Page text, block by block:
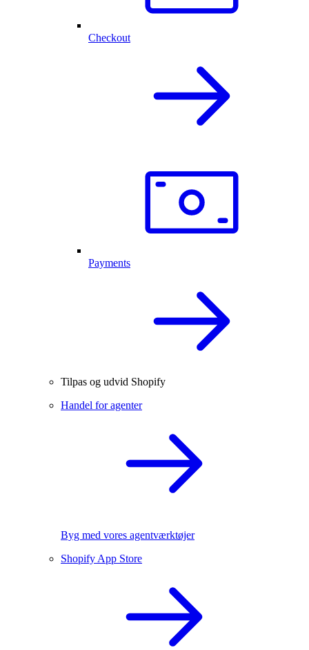
Checkout
Payments
Tilpas og udvid Shopify
Handel for agenter
Byg med vores agentværktøjer
Shopify App Store